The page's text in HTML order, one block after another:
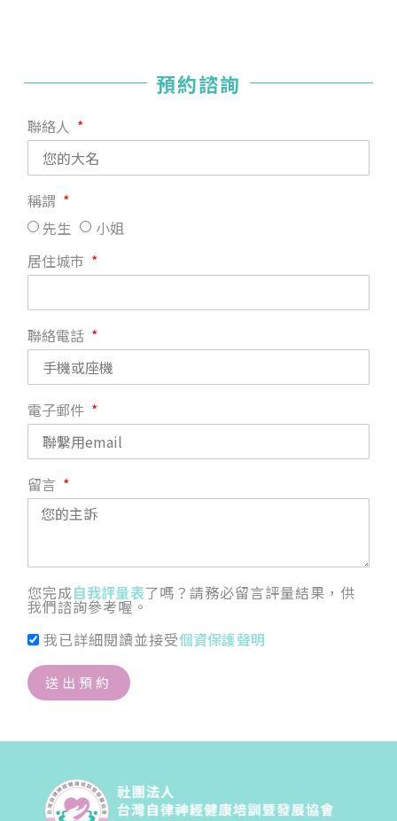
預約諮詢
聯絡人
稱謂
先生
小姐
居住城市
聯絡電話
電子郵件
留言
您完成自我評量表了嗎？請務必留言評量結果，供
我們諮詢參考喔。
我已詳細閱讀並接受個資保護聲明
送出預約